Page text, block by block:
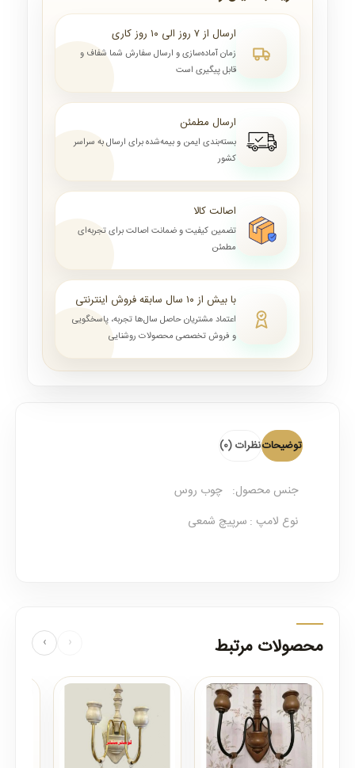
ارسال از ۷ روز الی ۱۰ روز کاری
زمان آماده‌سازی و ارسال سفارش شما شفاف و
قابل پیگیری است
ارسال مطمئن
بسته‌بندی ایمن و بیمه‌شده برای ارسال به سراسر
کشور
اصالت کالا
تضمین کیفیت و ضمانت اصالت برای تجربه‌ای
مطمئن
با بیش از ۱۰ سال سابقه فروش اینترنتی
اعتماد مشتریان حاصل سال‌ها تجربه، پاسخگویی
و فروش تخصصی محصولات روشنایی
توضیحاتنظرات (0)
جنس محصول: چوب روس
نوع لامپ : سرپیچ شمعی
محصولات مرتبط ‹
›